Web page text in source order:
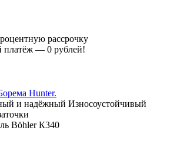
рассрочку
платёж — 0 рублей!
Hunter.
и надёжный Износоустойчивый
Böhler К340